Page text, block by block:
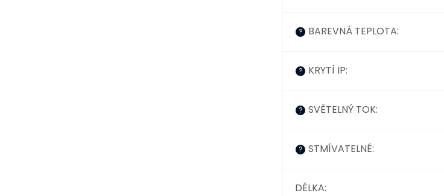
? BAREVNÁ TEPLOTA:
? KRYTÍ IP:
? SVĚTELNÝ TOK:
? STMÍVATELNÉ:
DÉLKA: